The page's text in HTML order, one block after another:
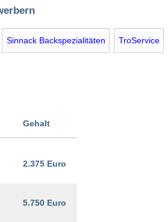
Sinnack Backspezialitäten TroService
Gehalt
2.375 Euro
5.750 Euro